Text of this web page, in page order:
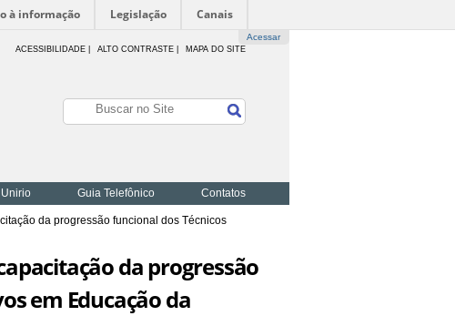
à informação Legislação Canais
Acessar
ACESSIBILIDADE ALTO CONTRASTE | MAPA DO SITE
Unirio Guia Telefônico Contatos
da progressão funcional dos Técnicos
da progressão
em Educação da